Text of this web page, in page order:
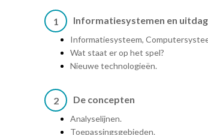
1 Informatiesystemen en
Informatiesysteem,
Wat staat er op het spel?
Nieuwe technologieën.
2 De concepten
Analyselijnen.
Toepassingsgebieden.